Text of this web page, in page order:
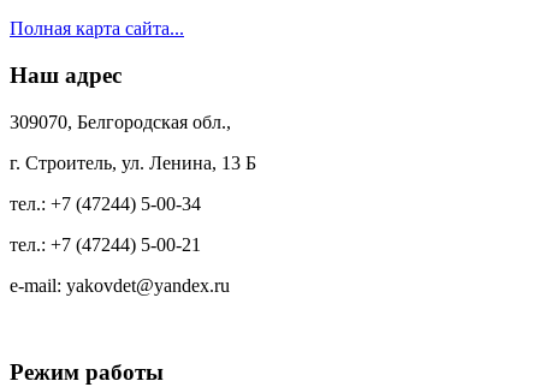
Полная карта сайта...
Наш адрес
309070, Белгородская обл.,
г. Строитель, ул. Ленина, 13 Б
тел.: +7 (47244) 5-00-34
тел.: +7 (47244) 5-00-21
e-mail: yakovdet@yandex.ru
Режим работы